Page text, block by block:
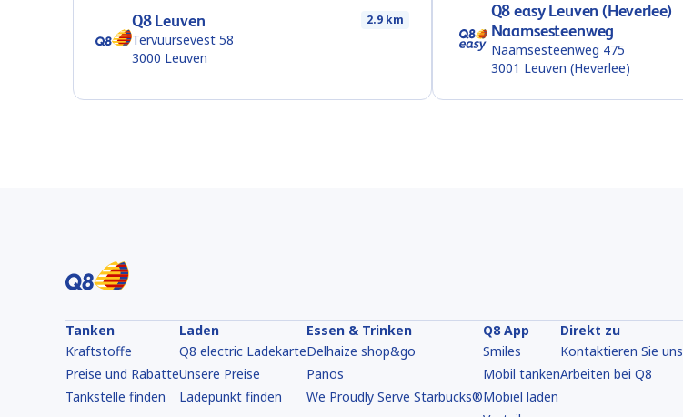
Q8 Leuven 2.9 km
Tervuursevest 58
3000 Leuven
Q8 easy Leuven (Heverlee)
Naamsesteenweg
Naamsesteenweg 475
3001 Leuven (Heverlee)
Tanken
Kraftstoffe
Preise und Rabatte
Tankstelle finden
Laden
Q8 electric Ladekarte
Unsere Preise
Ladepunkt finden
Essen & Trinken
Delhaize shop&go
Panos
We Proudly Serve Starbucks®
Q8 App
Smiles
Mobil tanken
Mobiel laden
Direkt zu
Kontaktieren Sie uns
Arbeiten bei Q8